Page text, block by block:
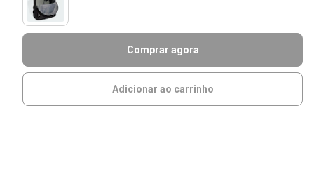
Comprar agora
Adicionar ao carrinho